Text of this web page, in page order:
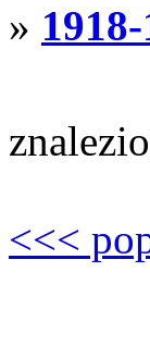
»
<<<